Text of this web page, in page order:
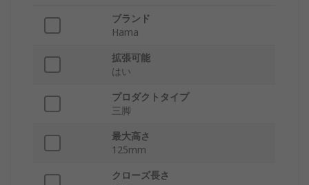
ブランド
Hama
拡張可能
はい
プロダクトタイプ
三脚
最大高さ
125mm
クローズ長さ